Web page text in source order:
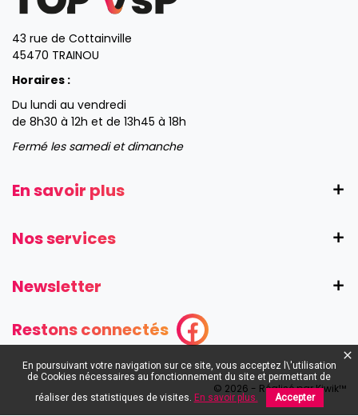
43 rue de Cottainville
45470 TRAINOU
Horaires :
Du lundi au vendredi
de 8h30 à 12h et de 13h45 à 18h
Fermé les samedi et dimanche
En savoir plus
Nos services
Newsletter
Restons connectés
© 2026 - Réalisé par Kiwik™
En poursuivant votre navigation sur ce site, vous acceptez l\'utilisation
de Cookies nécessaires au fonctionnement du site et permettant de
réaliser des statistiques de visites. En savoir plus. Accepter